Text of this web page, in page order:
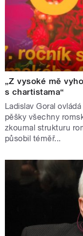
„Z vysoké mě
s chartistama“
Ladislav Goral
pěšky všechny
zkoumal strukturu
působil téměř...